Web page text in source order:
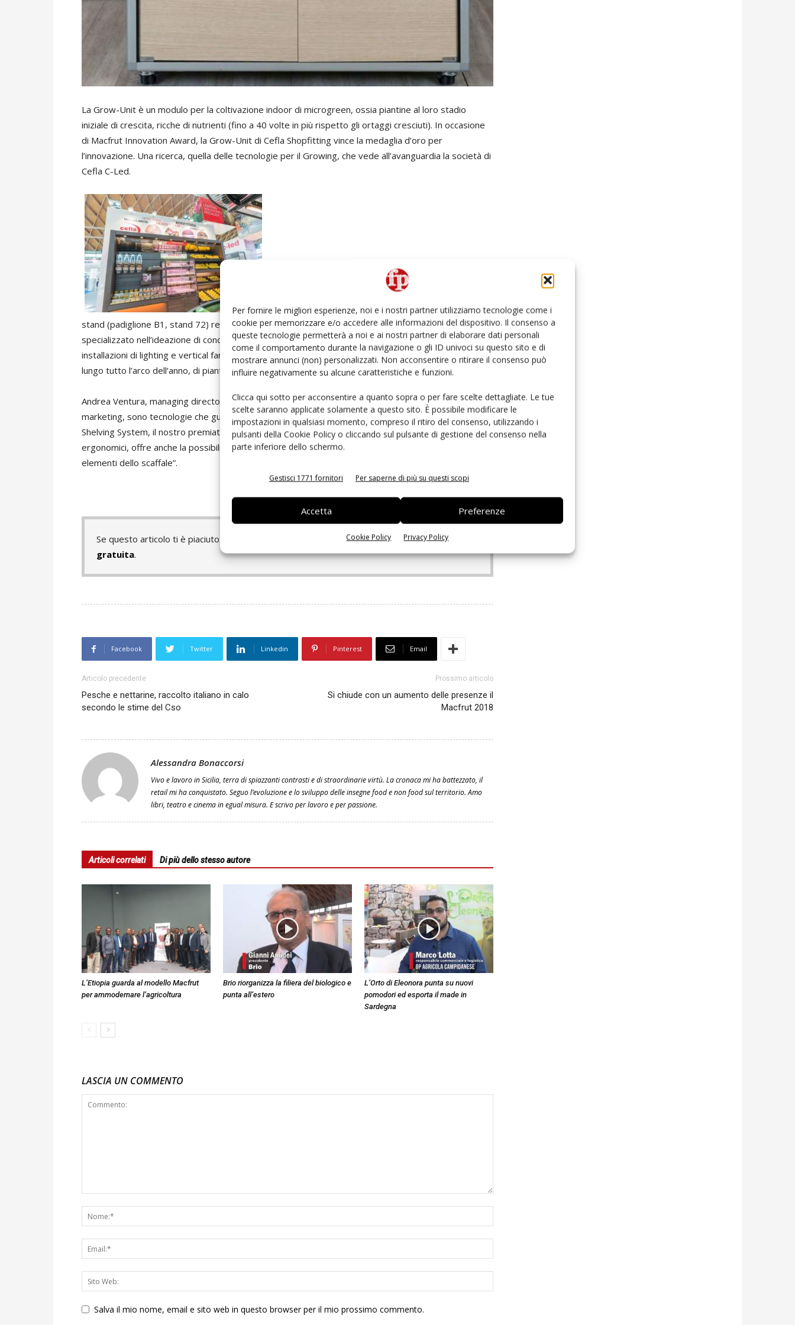
Per fornire le migliori esperienze, noi e i nostri partner utilizziamo tecnologie come i
cookie per memorizzare e/o accedere alle informazioni del dispositivo. Il consenso a
queste tecnologie permetterà a noi e ai nostri partner di elaborare dati personali
come il comportamento durante la navigazione o gli ID univoci su questo sito e di
mostrare annunci (non) personalizzati. Non acconsentire o ritirare il consenso può
influire negativamente su alcune caratteristiche e funzioni.
Clicca qui sotto per acconsentire a quanto sopra o per fare scelte dettagliate. Le tue
scelte saranno applicate solamente a questo sito. È possibile modificare le
impostazioni in qualsiasi momento, compreso il ritiro del consenso, utilizzando i
pulsanti della Cookie Policy o cliccando sul pulsante di gestione del consenso nella
parte inferiore dello schermo.
Gestisci 1771 fornitori Per saperne di più su questi scopi
Accetta Preferenze
Cookie Policy Privacy Policy
La Grow-Unit è un modulo per la coltivazione indoor di microgreen, ossia piantine al loro stadio
iniziale di crescita, ricche di nutrienti (fino a 40 volte in più rispetto gli ortaggi cresciuti). In occasione
di Macfrut Innovation Award, la Grow-Unit di Cefla Shopfitting vince la medaglia d’oro per
l’innovazione. Una ricerca, quella delle tecnologie per il Growing, che vede all’avanguardia la società di
Cefla C-Led.
Cefla Shopfitting partecipa a Macfrut con un proprio
stand (padiglione B1, stand 72) realizzato in collaborazione con Red Retail Design, il proprio brand
specializzato nell’ideazione di concept personalizzati. C-Led presenta a Macfrut anche alcune
installazioni di lighting e vertical farming: serre o ambienti appositamente studiati per la coltivazione,
lungo tutto l’arco dell’anno, di piante che si sviluppano in altezza, come ad esempio il pomodoro.
Andrea Ventura, managing director di Cefla Shopfitting, spiega: “Il Growing, così come il proximity
marketing, sono tecnologie che guardano al futuro e che ben si integrano nell’ossatura dello Smart
Shelving System, il nostro premiato display espositivo che, fra i numerosi vantaggi dimensionali ed
ergonomici, offre anche la possibilità di essere facilmente elettrificabile senza dover smontare gli
elementi dello scaffale”.
Se questo articolo ti è piaciuto e vuoi rimanere sempre informatoiscriviti alla newsletter
gratuita.
Facebook Twitter Linkedin Pinterest Email
Articolo precedente
Pesche e nettarine, raccolto italiano in calo
secondo le stime del Cso
Prossimo articolo
Si chiude con un aumento delle presenze il
Macfrut 2018
Alessandra Bonaccorsi
Vivo e lavoro in Sicilia, terra di spiazzanti contrasti e di straordinarie virtù. La cronaca mi ha battezzato, il
retail mi ha conquistato. Seguo l’evoluzione e lo sviluppo delle insegne food e non food sul territorio. Amo
libri, teatro e cinema in egual misura. E scrivo per lavoro e per passione.
Articoli correlati Di più dello stesso autore
L’Etiopia guarda al modello Macfrut
per ammodernare l’agricoltura
Brio riorganizza la filiera del biologico e
punta all’estero
L’Orto di Eleonora punta su nuovi
pomodori ed esporta il made in
Sardegna
LASCIA UN COMMENTO
Salva il mio nome, email e sito web in questo browser per il mio prossimo commento.